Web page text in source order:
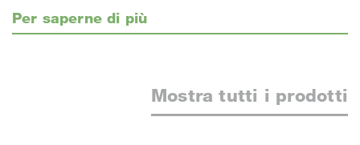
Per saperne di più
Mostra tutti i prodotti